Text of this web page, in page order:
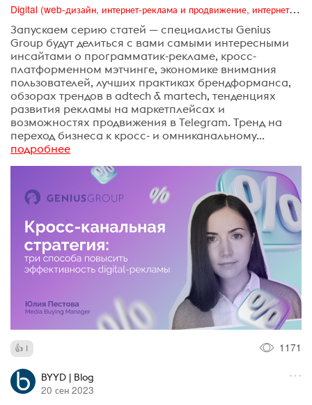
Digital (web-дизайн, интернет-реклама и продвижение, интернет-сообщества и блоги, интернет-коммуникации, мобильный маркетинг, реклама на цифровых экранах)
Запускаем серию статей — специалисты Genius
Group будут делиться с вами самыми интересными
инсайтами о программатик-рекламе, кросс-
платформенном мэтчинге, экономике внимания
пользователей, лучших практиках брендформанса,
обзорах трендов в adtech & martech, тенденциях
развития рекламы на маркетплейсах и
возможностях продвижения в Telegram. Тренд на
переход бизнеса к кросс- и омниканальному...
подробнее
1 1171
BYYD | Blog
20 сен 2023